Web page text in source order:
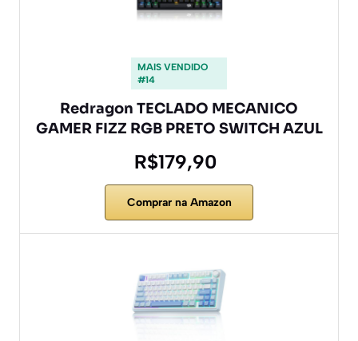
MAIS VENDIDO
#14
Redragon TECLADO MECANICO
GAMER FIZZ RGB PRETO SWITCH AZUL
R$179,90
Comprar na Amazon